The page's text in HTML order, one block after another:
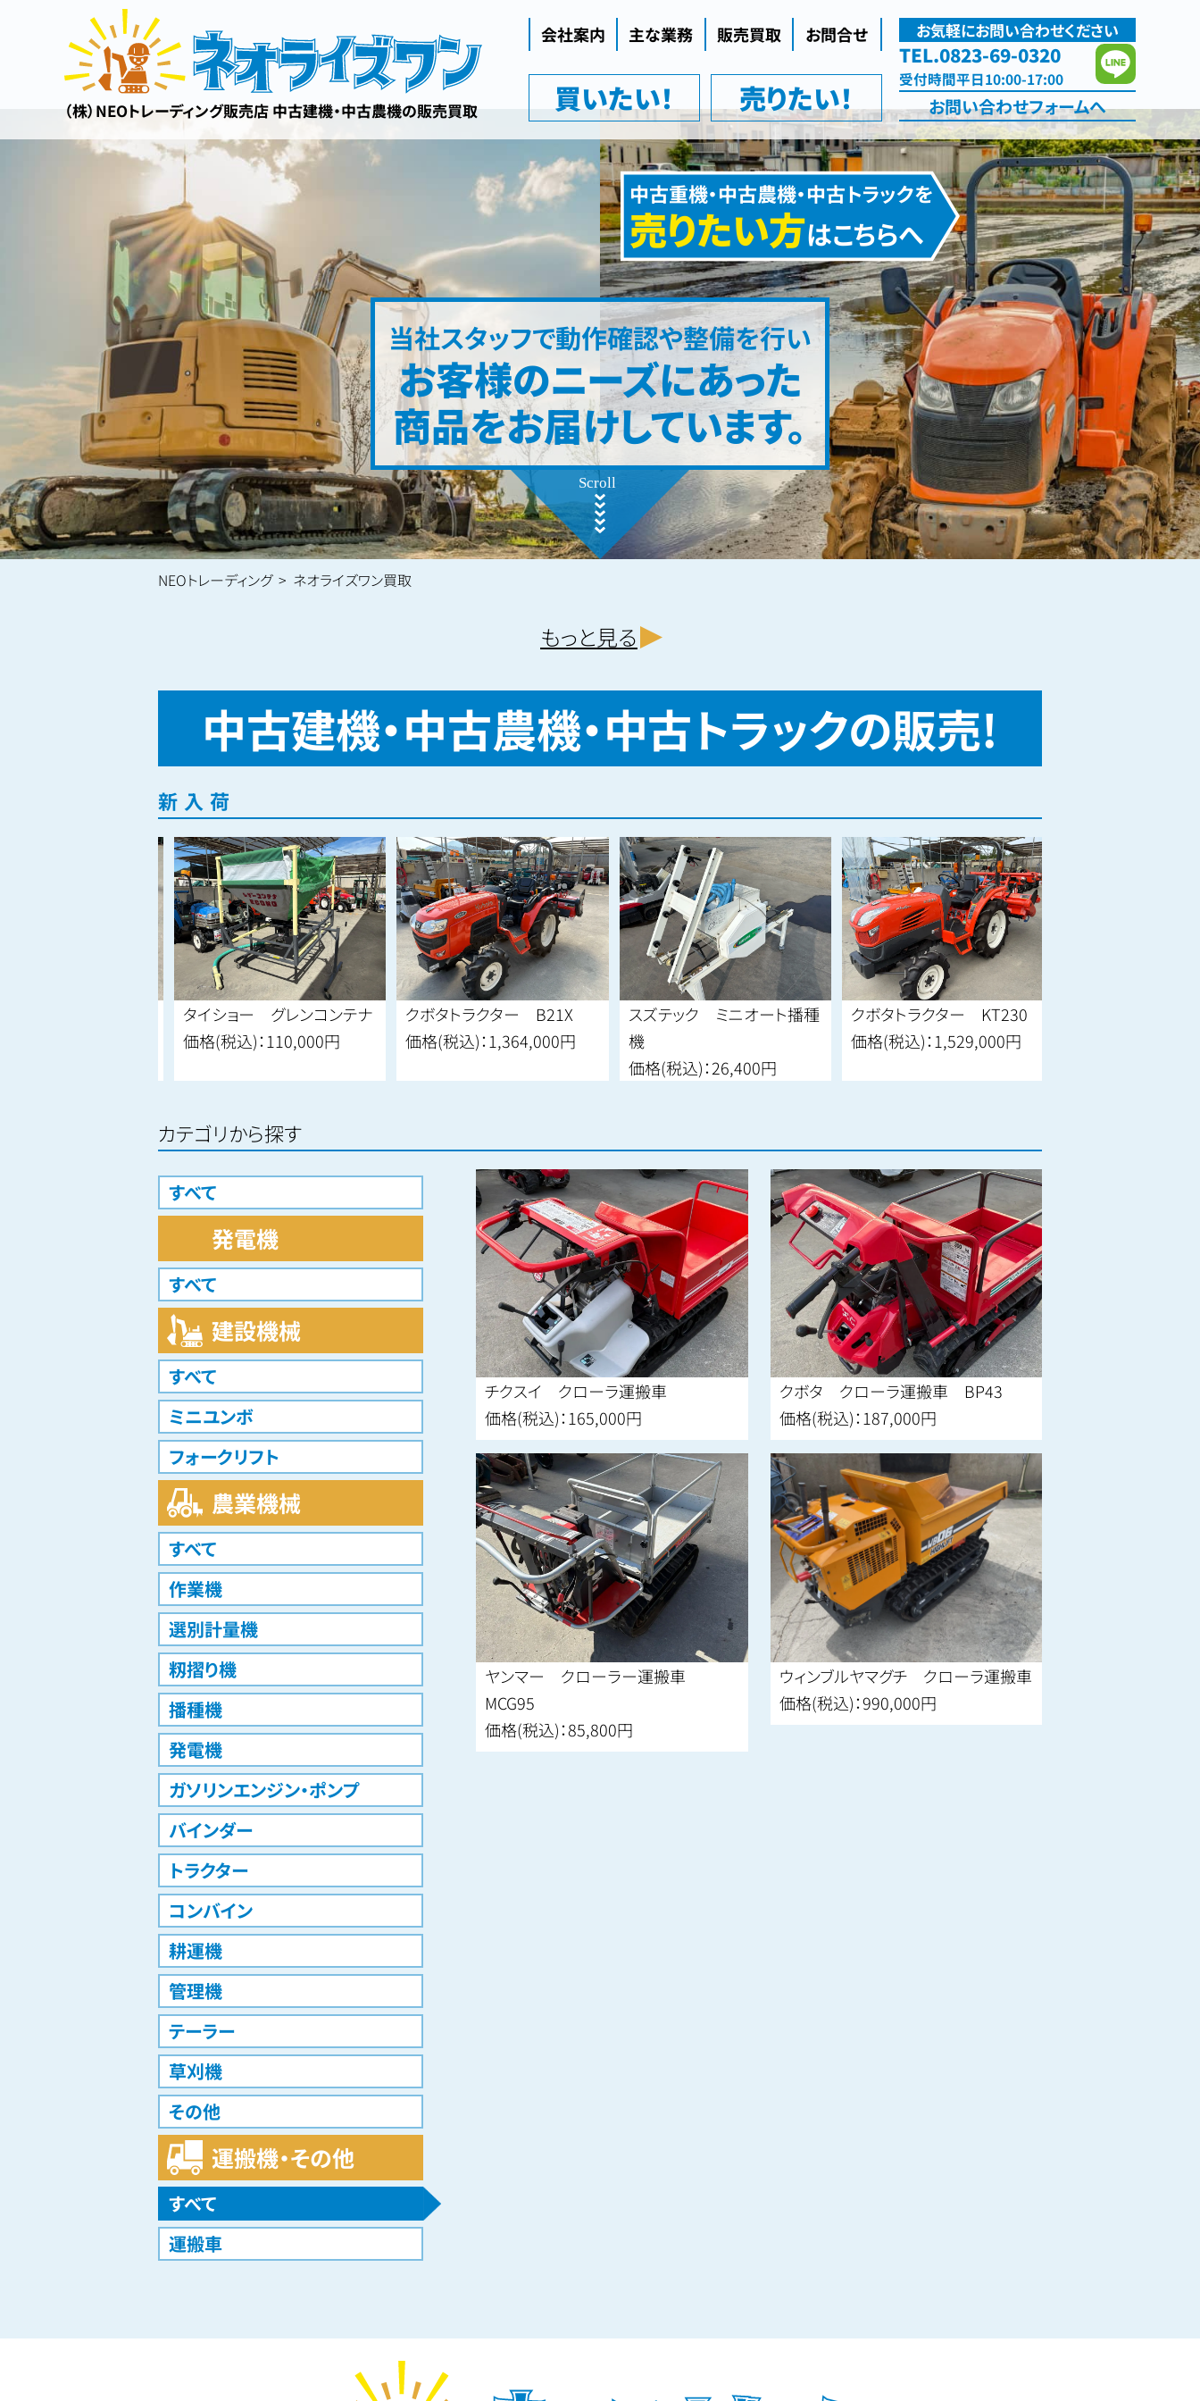
（株）NEOトレーディング販売店 中古建機・中古農機の販売買取
会社案内
企業理念
会社概要
主な業務 販売買取 お問合せ
買いたい！ 売りたい！
お気軽にお問い合わせください
TEL.0823-69-0320
受付時間平日10:00-17:00
お問い合わせフォームへ
当社スタッフで動作確認や整備を行い
お客様のニーズにあった
商品をお届けしています。
中古重機・中古農機・中古トラックを
売りたい方はこちらへ
NEOトレーディング ネオライズワン買取
もっと見る
中古建機・中古農機・中古トラックの販売!
新入荷
タイショー グレンコンテナ
価格(税込)：110,000円
クボタトラクター B21X
価格(税込)：1,364,000円
スズテック ミニオート播種
機
価格(税込)：26,400円
クボタトラクター KT230
価格(税込)：1,529,000円
カテゴリから探す
すべて
発電機
すべて
建設機械
すべて
ミニユンボ
フォークリフト
農業機械
すべて
作業機
選別計量機
籾摺り機
播種機
発電機
ガソリンエンジン・ポンプ
バインダー
トラクター
コンバイン
耕運機
管理機
テーラー
草刈機
その他
運搬機・その他
すべて
運搬車
チクスイ クローラ運搬車
価格(税込)：165,000円
クボタ クローラ運搬車 BP43
価格(税込)：187,000円
ヤンマー クローラー運搬車
MCG95
価格(税込)：85,800円
ウィンブルヤマグチ クローラ運搬車
価格(税込)：990,000円